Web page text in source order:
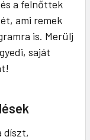
a felnőttek
ami remek
is. Merülj
saját
díszt,